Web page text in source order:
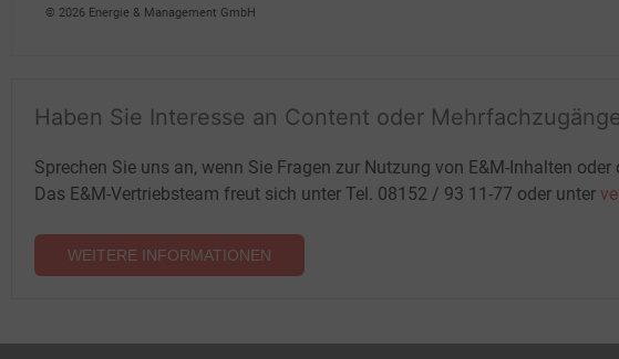
© 2026 Energie & Management GmbH
Haben Sie Interesse an Content oder
Sprechen Sie uns an, wenn Sie Fragen zur Nutzung von E&M-Inhalten
Das E&M-Vertriebsteam freut sich unter Tel. 08152 / 93 11-77 oder unter
WEITERE INFORMATIONEN